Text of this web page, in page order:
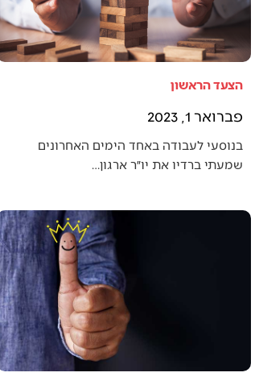
הצעד הראשון
פברואר 1, 2023
בנוסעי לעבודה באחד הימים האחרונים
שמעתי ברדיו את יו״ר ארגון…